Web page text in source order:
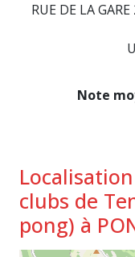
RUE DE LA
Note
clubs de
pong) à